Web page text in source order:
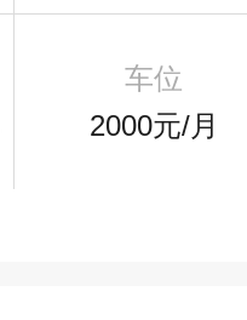
车位
2000元/月